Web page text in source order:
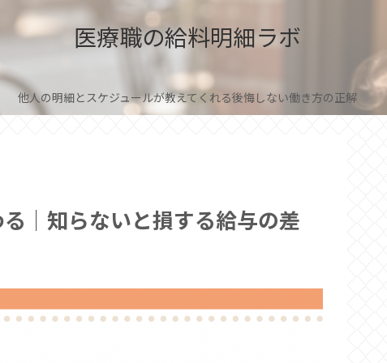
医療職の給料明細ラボ
他人の明細とスケジュールが教えてくれる後悔しない働き方の正解
｜知らないと損する給与の差